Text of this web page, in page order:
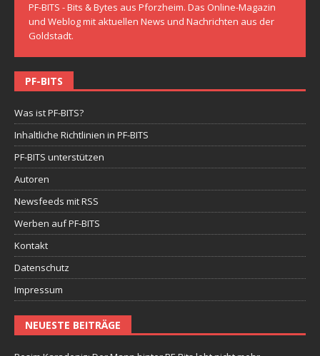
PF-BITS - Bits & Bytes aus Pforzheim. Das Online-Magazin
und Weblog mit aktuellen News und Nachrichten aus der
Goldstadt.
PF-BITS
Was ist PF-BITS?
Inhaltliche Richtlinien in PF-BITS
PF-BITS unterstützen
Autoren
Newsfeeds mit RSS
Werben auf PF-BITS
Kontakt
Datenschutz
Impressum
NEUESTE BEITRÄGE